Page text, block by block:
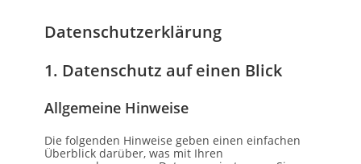
Datenschutz­erklärung
1. Datenschutz auf einen Blick
Allgemeine Hinweise
Die folgenden Hinweise geben einen einfachen
Überblick darüber, was mit Ihren